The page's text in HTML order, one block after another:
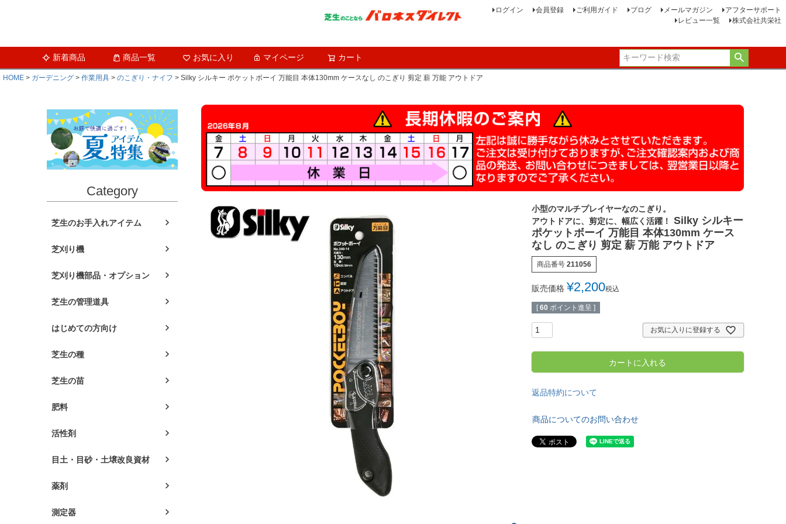
ログイン 会員登録 ご利用ガイド ブログ メールマガジン
アフターサポート
レビュー一覧
株式会社共栄社
新着商品 商品一覧 お気に入り マイページ カート
HOME ガーデニング 作業用具 のこぎり・ナイフ Silky シルキー ポケットボーイ 万能目 本体130mm ケースなし のこぎり 剪定 薪 万能 アウトドア
Category
芝生のお手入れアイテム
芝刈り機
芝刈り機部品・オプション
芝生の管理道具
はじめての方向け
芝生の種
芝生の苗
肥料
活性剤
目土・目砂・土壌改良資材
薬剤
測定器
小型のマルチプレイヤーなのこぎり。
アウトドアに、剪定に、幅広く活躍！
Silky シルキー
ポケットボーイ 万能目 本体130mm ケース
なし のこぎり 剪定 薪 万能 アウトドア
商品番号 211056
販売価格 ¥2,200税込
[ 60 ポイント進呈 ]
お気に入りに登録する
カートに入れる
返品特約について
商品についてのお問い合わせ